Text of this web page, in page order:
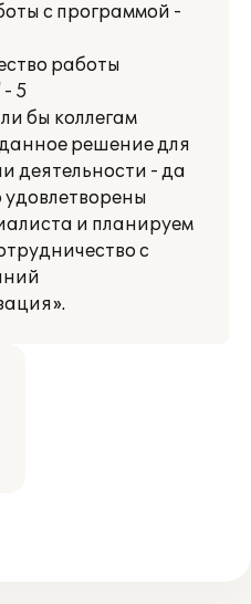
с программой -
работы
5
бы коллегам
решение для
деятельности - да
и планируем
с